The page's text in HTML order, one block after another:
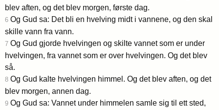
blev aften, og det blev morgen, første dag.
6 Og Gud sa: Det bli en hvelving midt i vannene, og den skal
skille vann fra vann.
7 Og Gud gjorde hvelvingen og skilte vannet som er under
hvelvingen, fra vannet som er over hvelvingen. Og det blev
så.
8 Og Gud kalte hvelvingen himmel. Og det blev aften, og det
blev morgen, annen dag.
9 Og Gud sa: Vannet under himmelen samle sig til ett sted,